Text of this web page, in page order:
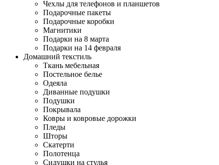
Чехлы для телефонов и планшетов
Подарочные пакеты
Подарочные коробки
Магнитики
Подарки на 8 марта
Подарки на 14 февраля
Домашний текстиль
Ткань мебельная
Постельное белье
Одеяла
Диванные подушки
Подушки
Покрывала
Ковры и ковровые дорожки
Пледы
Шторы
Скатерти
Полотенца
Сидушки на стулья